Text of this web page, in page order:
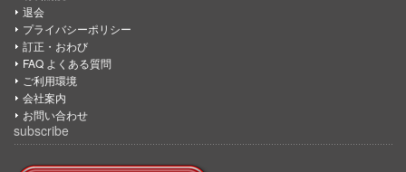
退会
プライバシーポリシー
訂正・おわび
FAQ よくある質問
ご利用環境
会社案内
お問い合わせ
subscribe